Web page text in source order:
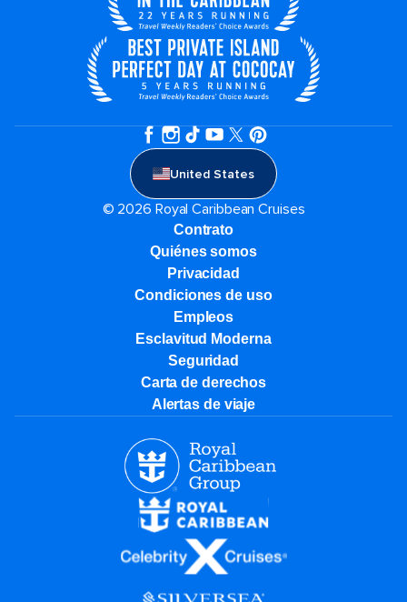
United States
© 2026 Royal Caribbean Cruises
Contrato
Quiénes somos
Privacidad
Condiciones de uso
Empleos
Esclavitud Moderna
Seguridad
Carta de derechos
Alertas de viaje